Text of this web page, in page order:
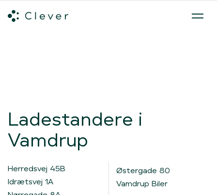
Ladestandere i
Vamdrup
Herredsvej 45B
Idrætsvej 1A
Østergade 80
Vamdrup Biler